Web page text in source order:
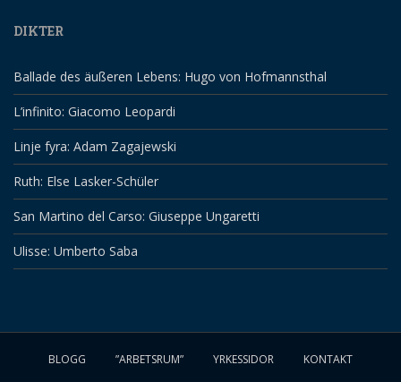
DIKTER
Ballade des äußeren Lebens: Hugo von Hofmannsthal
L’infinito: Giacomo Leopardi
Linje fyra: Adam Zagajewski
Ruth: Else Lasker-Schüler
San Martino del Carso: Giuseppe Ungaretti
Ulisse: Umberto Saba
BLOGG ”ARBETSRUM” YRKESSIDOR KONTAKT